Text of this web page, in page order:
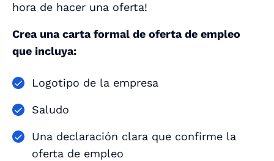
hora de hacer una oferta!
Crea una carta formal de oferta de empleo
que incluya:
Logotipo de la empresa
Saludo
Una declaración clara que confirme la
oferta de empleo